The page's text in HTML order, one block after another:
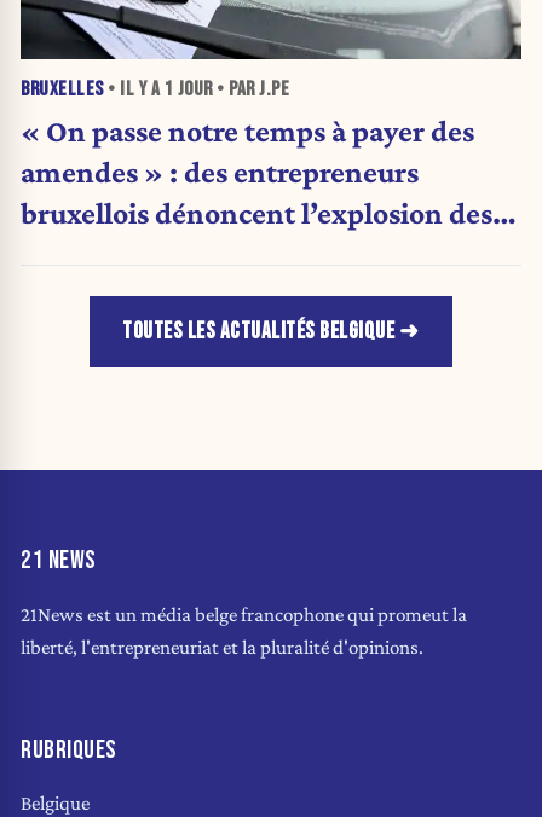
BRUXELLES• IL Y A 1 JOUR• PAR J.PE
« On passe notre temps à payer des
amendes » : des entrepreneurs
bruxellois dénoncent l’explosion des
TOUTES LES ACTUALITÉS BELGIQUE
21 NEWS
21News est un média belge francophone qui promeut la
liberté, l'entrepreneuriat et la pluralité d'opinions.
RUBRIQUES
Belgique